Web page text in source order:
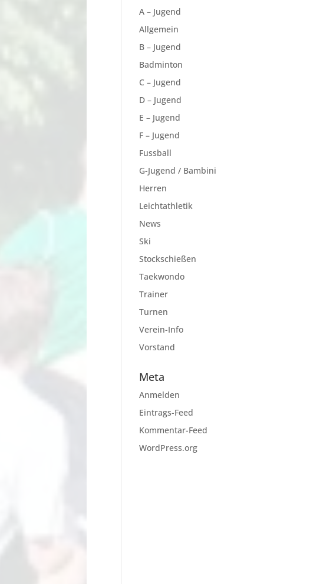
A – Jugend
Allgemein
B – Jugend
Badminton
C – Jugend
D – Jugend
E – Jugend
F – Jugend
Fussball
G-Jugend / Bambini
Herren
Leichtathletik
News
Ski
Stockschießen
Taekwondo
Trainer
Turnen
Verein-Info
Vorstand
Meta
Anmelden
Eintrags-Feed
Kommentar-Feed
WordPress.org